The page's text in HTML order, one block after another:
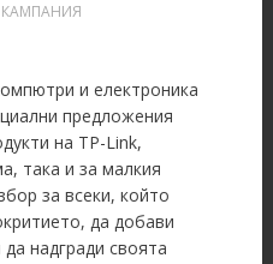
КАМПАНИЯ
и електроника
предложения
на TP-Link,
така и за малкия
за всеки, който
да добави
надгради своята